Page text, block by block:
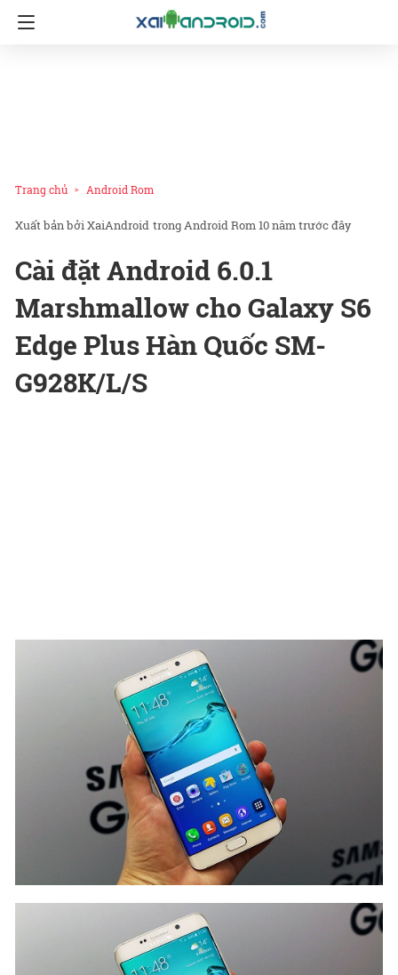
Trang chủ Android Rom
XaiAndroid trongAndroid Rom10 năm trước đây
Cài đặt Android 6.0.1
Marshmallow cho Galaxy S6
Edge Plus Hàn Quốc SM-
G928K/L/S